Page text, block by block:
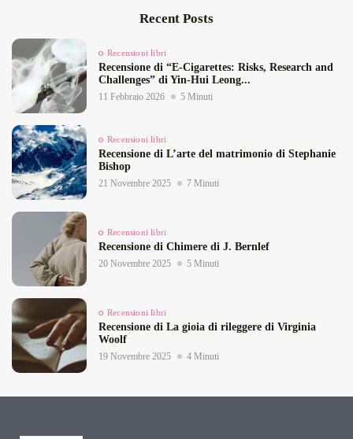
Recent Posts
Recensioni libri
Recensione di “E‑Cigarettes: Risks, Research and
Challenges” di Yin‑Hui Leong...
11 Febbraio 2026 5 Minuti
Recensioni libri
Recensione di L’arte del matrimonio di Stephanie
Bishop
21 Novembre 2025 7 Minuti
Recensioni libri
Recensione di Chimere di J. Bernlef
20 Novembre 2025 5 Minuti
Recensioni libri
Recensione di La gioia di rileggere di Virginia
Woolf
19 Novembre 2025 4 Minuti